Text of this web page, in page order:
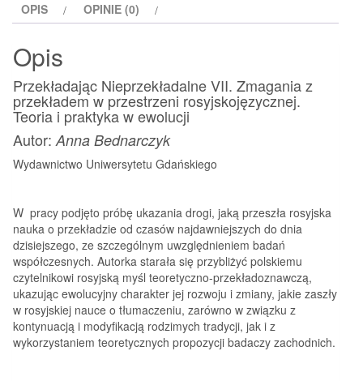
OPIS OPINIE (0)
Opis
Przekładając Nieprzekładalne VII. Zmagania z
przekładem w przestrzeni rosyjskojęzycznej.
Teoria i praktyka w ewolucji
Autor: Anna Bednarczyk
Wydawnictwo Uniwersytetu Gdańskiego
W pracy podjęto próbę ukazania drogi, jaką przeszła rosyjska
nauka o przekładzie od czasów najdawniejszych do dnia
dzisiejszego, ze szczególnym uwzględnieniem badań
współczesnych. Autorka starała się przybliżyć polskiemu
czytelnikowi rosyjską myśl teoretyczno-przekładoznawczą,
ukazując ewolucyjny charakter jej rozwoju i zmiany, jakie zaszły
w rosyjskiej nauce o tłumaczeniu, zarówno w związku z
kontynuacją i modyfikacją rodzimych tradycji, jak i z
wykorzystaniem teoretycznych propozycji badaczy zachodnich.